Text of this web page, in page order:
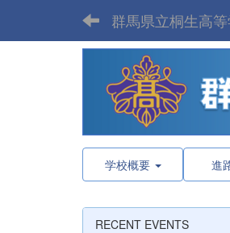
群馬県立桐生高
学校概要 進
RECENT EVENTS